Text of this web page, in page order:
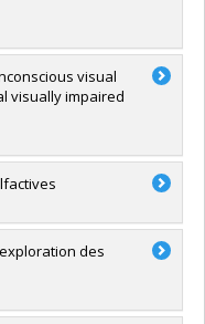
visual
visually impaired
des